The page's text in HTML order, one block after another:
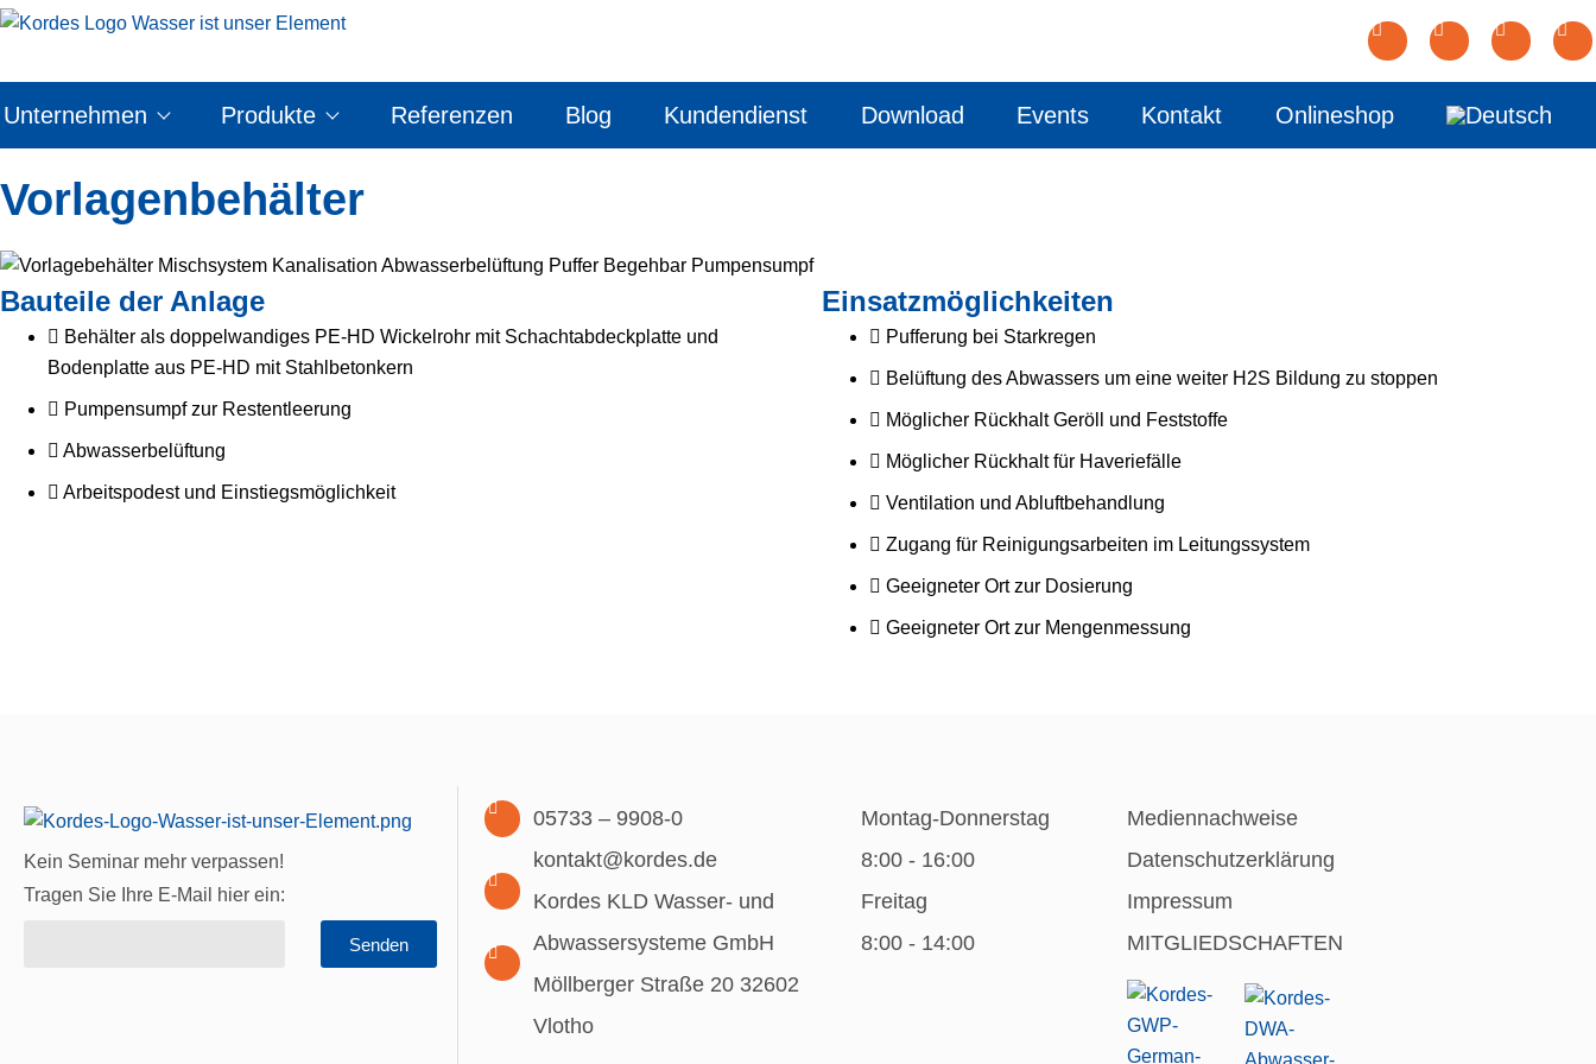
Unternehmen Produkte Referenzen Blog Kundendienst Download Events Kontakt Onlineshop
Vorlagenbehälter
Bauteile der Anlage
Behälter als doppelwandiges PE-HD Wickelrohr mit Schachtabdeckplatte und
Bodenplatte aus PE-HD mit Stahlbetonkern
Pumpensumpf zur Restentleerung
Abwasserbelüftung
Arbeitspodest und Einstiegsmöglichkeit
Einsatzmöglichkeiten
Pufferung bei Starkregen
Belüftung des Abwassers um eine weiter H2S Bildung zu stoppen
Möglicher Rückhalt Geröll und Feststoffe
Möglicher Rückhalt für Haveriefälle
Ventilation und Abluftbehandlung
Zugang für Reinigungsarbeiten im Leitungssystem
Geeigneter Ort zur Dosierung
Geeigneter Ort zur Mengenmessung
Kein Seminar mehr verpassen!
Tragen Sie Ihre E-Mail hier ein:
Senden
05733 – 9908-0
kontakt@kordes.de
Kordes KLD Wasser- und
Abwassersysteme GmbH
Möllberger Straße 20 32602
Vlotho
Montag-Donnerstag
8:00 - 16:00
Freitag
8:00 - 14:00
Mediennachweise
Datenschutzerklärung
Impressum
MITGLIEDSCHAFTEN